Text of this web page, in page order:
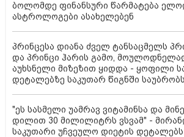
ბოლომდე ფინანსური წარმატება
ასტროლოგები ასახელებენ
პრინცესა დიანა ძველ ტანსაცმელს
და პრინცი ჰარის გამო,
აუხსნელი მიზეზით ყიდდა - ყოფილი
დეტალებზე საკუთარ წიგნში საუბრობს
"ეს სასმელი უამრავ ვიტამინსა და
დილით 30 მილილიტრს ვსვამ" -
საკუთარი უჩვეულო დიეტის დეტალებს